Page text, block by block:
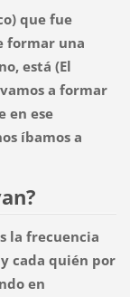
que fue
formar una
está (El
a formar
en ese
íbamos a
la frecuencia
cada quién por
en